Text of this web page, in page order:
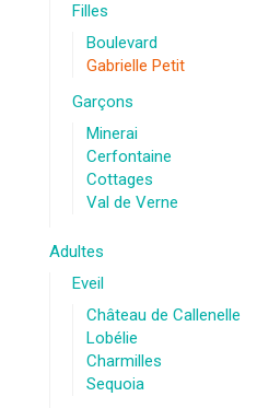
Filles
Boulevard
Gabrielle Petit
Garçons
Minerai
Cerfontaine
Cottages
Val de Verne
Adultes
Eveil
Château de Callenelle
Lobélie
Charmilles
Sequoia